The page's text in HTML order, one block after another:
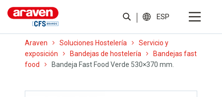
ESP
Araven Soluciones Hostelería
Servicio y
exposición
Bandejas de hostelería
Bandejas fast
food
Bandeja Fast Food Verde 530×370 mm.